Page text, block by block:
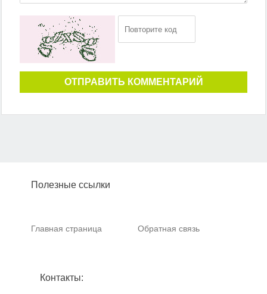
ОТПРАВИТЬ КОММЕНТАРИЙ
Полезные ссылки
Главная страница Обратная связь
Контакты: